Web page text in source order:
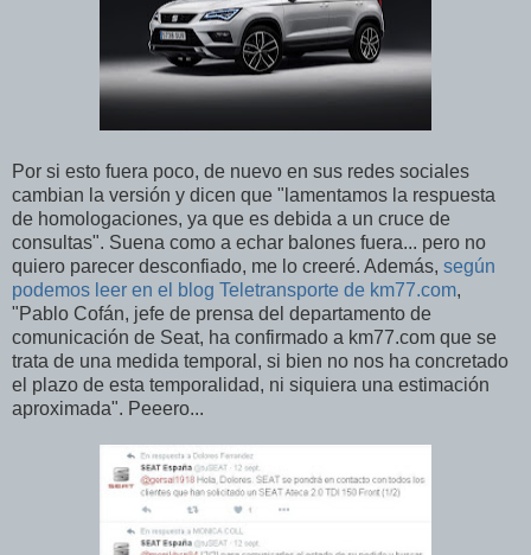
Por si esto fuera poco, de nuevo en sus redes sociales
cambian la versión y dicen que "lamentamos la respuesta
de homologaciones, ya que es debida a un cruce de
consultas". Suena como a echar balones fuera... pero no
quiero parecer desconfiado, me lo creeré. Además, según
podemos leer en el blog Teletransporte de km77.com,
"Pablo Cofán, jefe de prensa del departamento de
comunicación de Seat, ha confirmado a km77.com que se
trata de una medida temporal, si bien no nos ha concretado
el plazo de esta temporalidad, ni siquiera una estimación
aproximada". Peeero...